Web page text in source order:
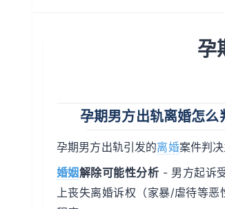
孕
孕期男方出轨离婚怎么
孕期男方出轨引发的离婚案件判
婚姻解除可能性分析 - 男方起诉
上丧失离婚诉权（家暴/虐待等